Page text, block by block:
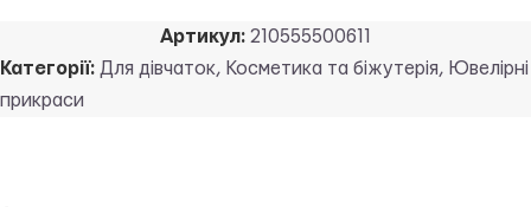
Артикул: 210555500611
Категорії: Для дівчаток, Косметика та біжутерія, Ювелірні
прикраси